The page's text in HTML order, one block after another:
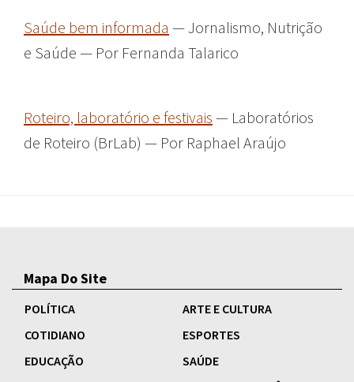
Saúde bem informada — Jornalismo, Nutrição
e Saúde — Por Fernanda Talarico
Roteiro, laboratório e festivais — Laboratórios
de Roteiro (BrLab) — Por Raphael Araújo
Mapa Do Site
POLÍTICA
ARTE E CULTURA
COTIDIANO
ESPORTES
EDUCAÇÃO
SAÚDE